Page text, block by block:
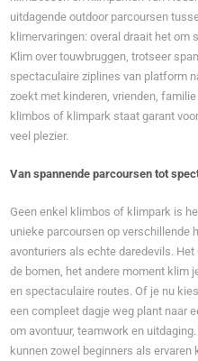
uitdagende outdoor parcoursen
klimervaringen: overal draait het om
Klim over touwbruggen, trotseer
spectaculaire ziplines van platform
zoekt met kinderen, vrienden,
klimbos of klimpark staat garant
veel plezier.
Van spannende parcoursen tot
Geen enkel klimbos of klimpark is
unieke parcoursen op verschillende
avonturiers als echte daredevils.
de bomen, het andere moment klim
en spectaculaire routes. Of je nu
een compleet dagje weg plant naar
om avontuur, teamwork en
kunnen zowel beginners als